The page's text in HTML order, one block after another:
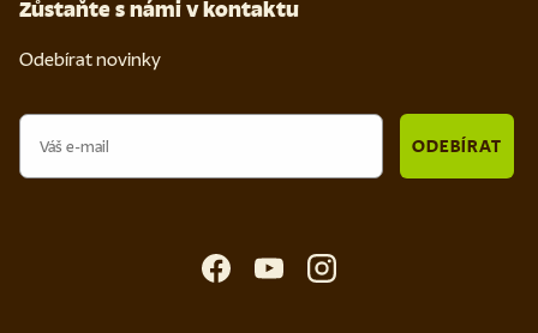
Zůstaňte s námi v kontaktu
Odebírat novinky
Email
ODEBÍRAT
FacebookYouTubeInstagram